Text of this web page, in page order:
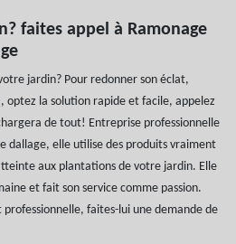
faites appel à Ramonage
jardin? Pour redonner son éclat,
optez la solution rapide et facile, appelez
de tout! Entreprise professionnelle
dallage, elle utilise des produits vraiment
aux plantations de votre jardin. Elle
et fait son service comme passion.
faites-lui une demande de